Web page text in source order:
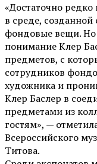
«Достаточно редко
в среде,
фондовые вещи. Но
понимание Клер
предметов, с
сотрудников
художника и
Клер Баслер в
предметами из
гостям», —
Всероссийского
Титова.